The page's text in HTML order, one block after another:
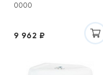
0000
9 962 ₽